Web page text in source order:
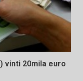
vinti 20mila euro